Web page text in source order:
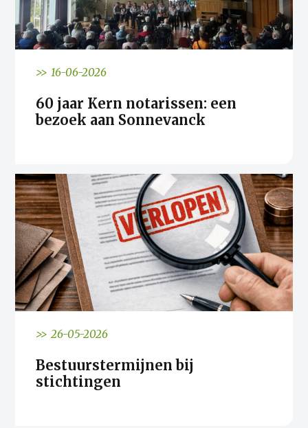
>> 16-06-2026
60 jaar Kern notarissen: een
bezoek aan Sonnevanck
>> 26-05-2026
Bestuurstermijnen bij
stichtingen